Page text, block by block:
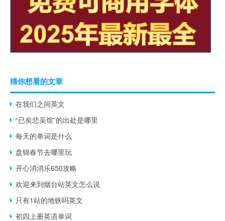
猜你想看的文章
在我们之间英文
“已矣悲吴馆”的出处是哪里
每天的单词是什么
盘锦春节去哪里玩
开心消消乐650攻略
欢迎来到烟台站英文怎么说
只有1站的地铁吗英文
初四上册英语单词